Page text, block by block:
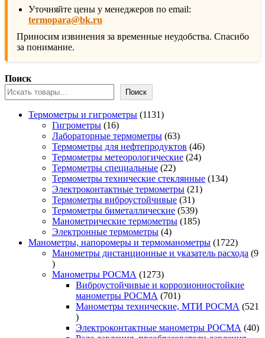
Уточняйте цены у менеджеров по email:
termopara@bk.ru
Приносим извинения за временные неудобства. Спасибо
за понимание.
Поиск
Поиск
Термометры и гигрометры 11311131
Гигрометры 1616
товаров
Лабораторные термометры 6363
товара
Термометры для нефтепродуктов 4646
Термометры метеорологические 2424
Термометры специальные 2222
товара
Термометры технические стеклянные 134134
Электроконтактные термометры 2121
Термометры виброустойчивые 3131
товар
Термометры биметаллические 539539
товаров
Манометрические термометры 185185
Электронные термометры 44
товара
Манометры, напоромеры и термоманометры 17221722
товара
Манометры дистанционные и указатель расхода 9
9
товаров
Манометры РОСМА 12731273
товара
Виброустойчивые и коррозионностойкие
манометры РОСМА
701701
товар
Манометры технические, МТИ РОСМА
521
521
товар
Электроконтактные манометры РОСМА 4040